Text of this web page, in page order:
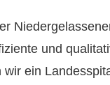
und
ein